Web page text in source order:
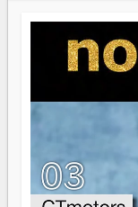
jeunes qui
s'arrêter là,
serait passer à
brûle fort — et
direction peut
là que les aînés
gouvernail, mais
ont la force, les
n'est pas un
d'équipage.
Surtout vos
n'importe quel